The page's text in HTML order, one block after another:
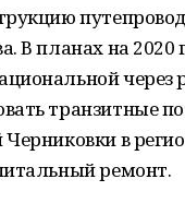
В планах на 2020
через
транзитные
в
ремонт.